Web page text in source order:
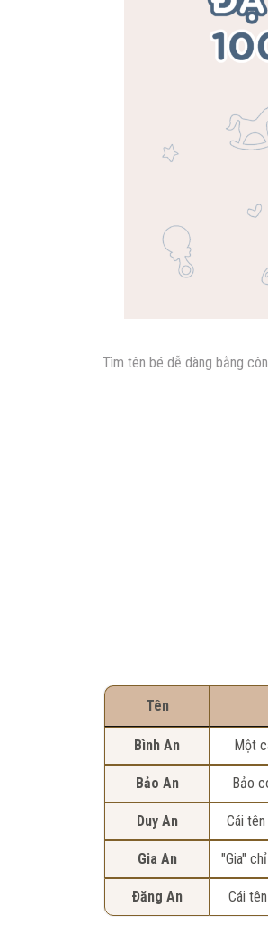
Tìm tên bé dễ dàng bằng
Tên
Bình An
Một
nghĩa
Bảo An
Bảo
bình.
Duy An
Cái
chỉ sự
"An"
Gia An
"Gia"
mọi
mang
Ðăng An
Cái
An có